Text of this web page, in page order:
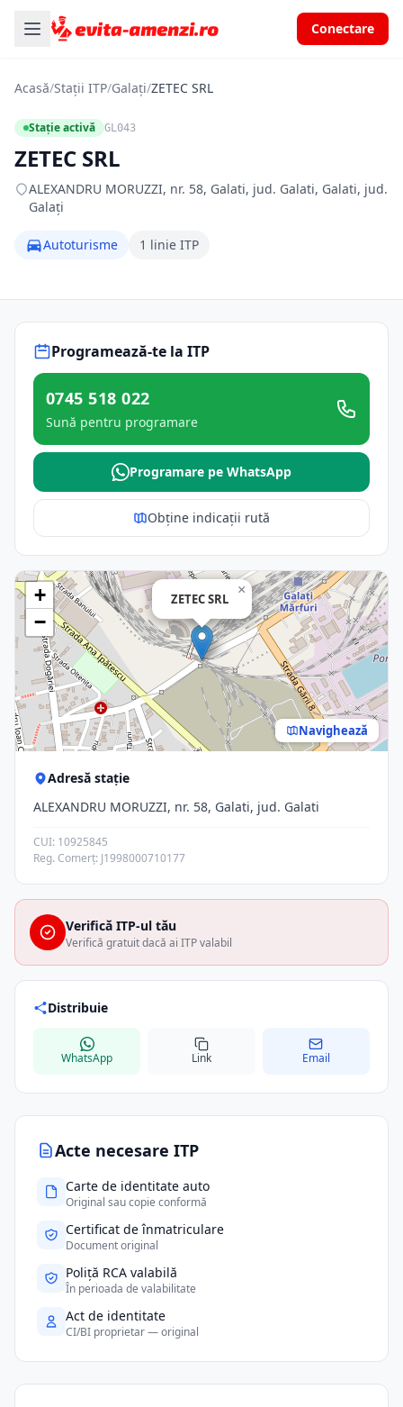
Conectare
Acasă/Stații ITP/Galați/ZETEC SRL
Stație activă GL043
ZETEC SRL
ALEXANDRU MORUZZI, nr. 58, Galati, jud. Galati, Galati, jud.
Galați
Autoturisme 1 linie ITP
Acte necesare ITP
Carte de identitate auto
Original sau copie conformă
Certificat de înmatriculare
Document original
Poliță RCA valabilă
În perioada de valabilitate
Act de identitate
CI/BI proprietar — original
Programează-te la ITP
0745 518 022
Sună pentru programare
Programare pe WhatsApp
Obține indicații rută
ZETEC SRL
×
+
−
Navighează
Adresă stație
ALEXANDRU MORUZZI, nr. 58, Galati, jud. Galati
CUI: 10925845
Reg. Comerț: J1998000710177
Verifică ITP-ul tău
Verifică gratuit dacă ai ITP valabil
Distribuie
WhatsApp Link Email